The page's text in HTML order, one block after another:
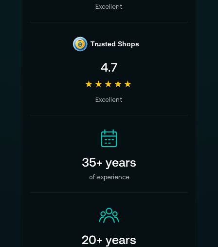
Excellent
e Trusted Shops
4.7
★★★★★
Excellent
35+ years
of experience
20+ years